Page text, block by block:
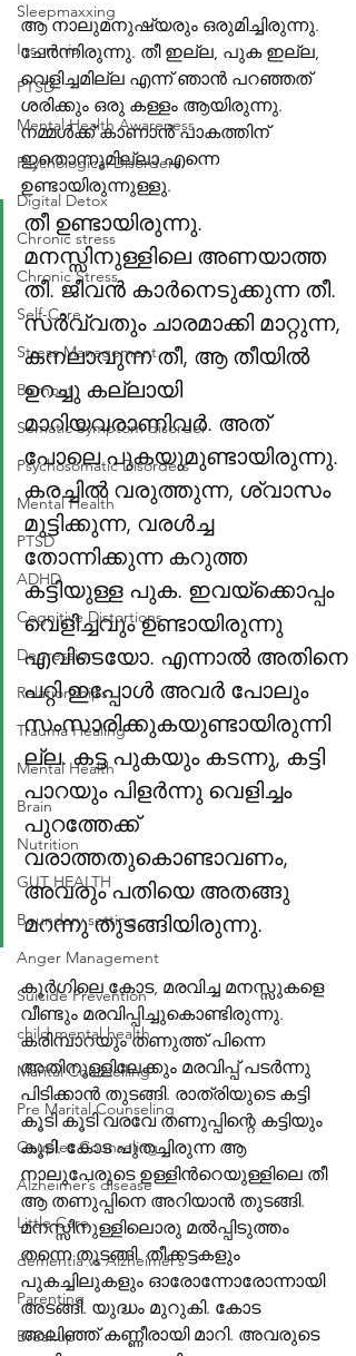
Sleepmaxxing
Insomnia
PTSD
Mental Health Awareness
Psychological Disorders
Digital Detox
Chronic stress
Chronic Stress
Self-Care
Stress Management
Burnout
Somatic Symptom disorder
Psychosomatic Disorders
Mental Health
PTSD
ADHD
Cognitive Distortions
Depression
Relationships
Trauma Healing
Mental Health
Brain
Nutrition
GUT HEALTH
Boundary setting
Anger Management
Suicide Prevention
child mental health
Marital Counselling
Pre Marital Counseling
Couples Counseling
Alzheimer’s disease
Little Care
dementia vs Alzheimer’s
Parenting
Breakup
ആ നാലുമനുഷ്യരും ഒരുമിച്ചിരുന്നു.
ചേർന്നിരുന്നു. തീ ഇല്ല, പുക ഇല്ല,
വെളിച്ചമില്ല എന്ന് ഞാൻ പറഞ്ഞത്
ശരിക്കും ഒരു കള്ളം ആയിരുന്നു.
നമ്മൾക്ക് കാണാൻ പാകത്തിന്
ഇതൊന്നുമില്ലാ എന്നെ
ഉണ്ടായിരുന്നുള്ളു.
തീ ഉണ്ടായിരുന്നു.
മനസ്സിനുള്ളിലെ അണയാത്ത
തീ. ജീവൻ കാർനെടുക്കുന്ന തീ.
സർവ്വതും ചാരമാക്കി മാറ്റുന്ന,
കനലാവുന്ന തീ, ആ തീയിൽ
ഉറച്ചു കല്ലായി
മാറിയവരാണിവർ. അത്
പോലെ പുകയുമുണ്ടായിരുന്നു.
കരച്ചിൽ വരുത്തുന്ന, ശ്വാസം
മുട്ടിക്കുന്ന, വരൾച്ച
തോന്നിക്കുന്ന കറുത്ത
കട്ടിയുള്ള പുക. ഇവയ്ക്കൊപ്പം
വെളിച്ചവും ഉണ്ടായിരുന്നു
എവിടെയോ. എന്നാൽ അതിനെ
പറ്റി ഇപ്പോൾ അവർ പോലും
സംസാരിക്കുകയുണ്ടായിരുന്നി
ല്ല. കട്ട പുകയും കടന്നു, കട്ടി
പാറയും പിളർന്നു വെളിച്ചം
പുറത്തേക്ക്
വരാത്തതുകൊണ്ടാവണം,
അവരും പതിയെ അതങ്ങു
മറന്നു തുടങ്ങിയിരുന്നു.
കൂർഗിലെ കോട, മരവിച്ച മനസ്സുകളെ
വീണ്ടും മരവിപ്പിച്ചുകൊണ്ടിരുന്നു.
കരിമ്പാറയും തണുത്ത് പിന്നെ
അതിനുള്ളിലേക്കും മരവിപ്പ് പടർന്നു
പിടിക്കാൻ തുടങ്ങി. രാത്രിയുടെ കട്ടി
കൂടി കൂടി വരവേ തണുപ്പിന്റെ കട്ടിയും
കൂടി. കോട പുതച്ചിരുന്ന ആ
നാലുപേരുടെ ഉള്ളിൻറെയുള്ളിലെ തീ
ആ തണുപ്പിനെ അറിയാൻ തുടങ്ങി.
മനസ്സിനുള്ളിലൊരു മൽപ്പിടുത്തം
തന്നെ തുടങ്ങി. തീക്കട്ടകളും
പുകച്ചിലുകളും ഓരോന്നോരോന്നായി
അടങ്ങി. യുദ്ധം മുറുകി. കോട
അലിഞ്ഞ് കണ്ണീരായി മാറി. അവരുടെ